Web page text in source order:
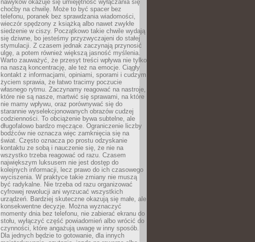
nawyków okazuje się umiejętność wyłączania się
choćby na chwilę. Może to być spacer bez
telefonu, poranek bez sprawdzania wiadomości,
wieczór spędzony z książką albo nawet zwykłe
siedzenie w ciszy. Początkowo takie chwile wydają
się dziwne, bo jesteśmy przyzwyczajeni do stałej
stymulacji. Z czasem jednak zaczynają przynosić
ulgę, a potem również większą jasność myślenia.
Warto zauważyć, że przesyt treści wpływa nie tylko
na naszą koncentrację, ale też na emocje. Ciągły
kontakt z informacjami, opiniami, sporami i cudzym
życiem sprawia, że łatwo tracimy poczucie
własnego rytmu. Zaczynamy reagować na nastroje,
które nie są nasze, martwić się sprawami, na które
nie mamy wpływu, oraz porównywać się do
starannie wyselekcjonowanych obrazów cudzej
codzienności. To obciążenie bywa subtelne, ale
długofalowo bardzo męczące. Ograniczenie liczby
bodźców nie oznacza więc zamknięcia się na
świat. Często oznacza po prostu odzyskanie
kontaktu ze sobą i nauczenie się, że nie na
wszystko trzeba reagować od razu. Czasem
największym luksusem nie jest dostęp do
kolejnych informacji, lecz prawo do ich czasowego
wyciszenia. W praktyce takie zmiany nie muszą
być radykalne. Nie trzeba od razu organizować
cyfrowej rewolucji ani wyrzucać wszystkich
urządzeń. Bardziej skuteczne okazują się małe, ale
konsekwentne decyzje. Można wyznaczyć
momenty dnia bez telefonu, nie zabierać ekranu do
stołu, wyłączyć część powiadomień albo wrócić do
czynności, które angażują uwagę w inny sposób.
Dla jednych będzie to gotowanie, dla innych